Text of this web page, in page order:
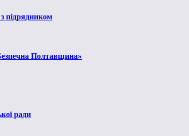
підрядником
Полтавщина»
ради